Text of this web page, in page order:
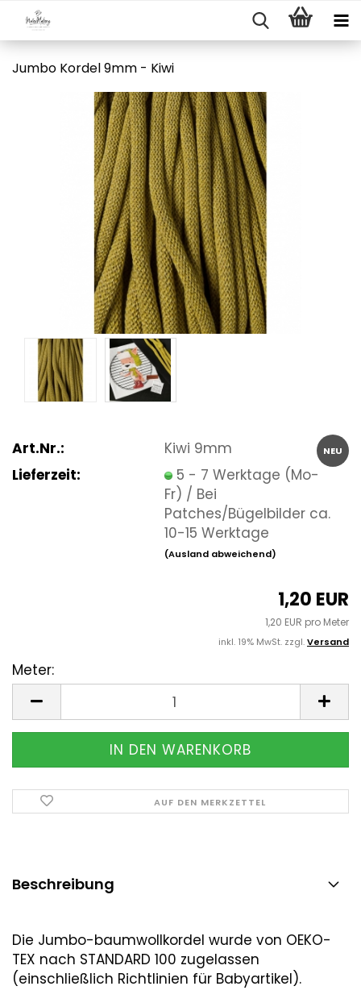
Jumbo Kordel 9mm - Kiwi
NEU
Art.Nr.:
Kiwi 9mm
Lieferzeit:
5 - 7 Werktage (Mo-
Fr) / Bei
Patches/Bügelbilder ca.
10-15 Werktage
(Ausland abweichend)
1,20 EUR
1,20 EUR pro Meter
inkl. 19% MwSt. zzgl.Versand
Meter:
AUF DEN MERKZETTEL
Beschreibung
Die Jumbo-baumwollkordel wurde von OEKO-
TEX nach STANDARD 100 zugelassen
(einschließlich Richtlinien für Babyartikel).